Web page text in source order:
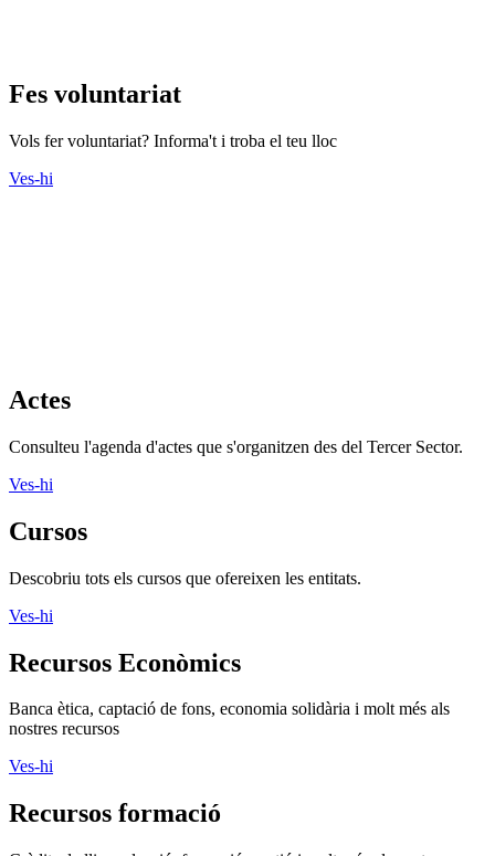
Fes voluntariat
Vols fer voluntariat? Informa't i troba el teu lloc
Ves-hi
Actes
Consulteu l'agenda d'actes que s'organitzen des del Tercer Sector.
Ves-hi
Cursos
Descobriu tots els cursos que ofereixen les entitats.
Ves-hi
Recursos Econòmics
Banca ètica, captació de fons, economia solidària i molt més als
nostres recursos
Ves-hi
Recursos formació